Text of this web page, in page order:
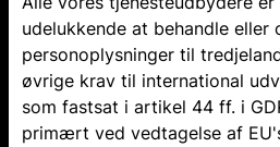
udelukkende at behandle eller
personoplysninger til
øvrige krav til international
som fastsat i artikel 44 ff. i
primært ved vedtagelse af